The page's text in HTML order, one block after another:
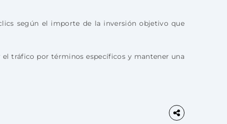
según el importe de la inversión objetivo que
tráfico por términos específicos y mantener una